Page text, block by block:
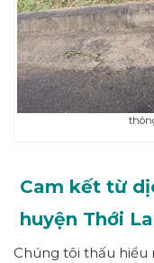
Cam kết từ
huyện Thới
Chúng tôi thấu hiểu